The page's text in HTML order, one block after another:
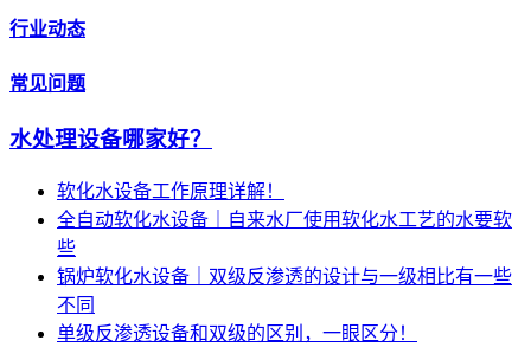
行业动态
常见问题
水处理设备哪家好？
软化水设备工作原理详解！
全自动软化水设备｜自来水厂使用软化水工艺的水要软
些
锅炉软化水设备｜双级反渗透的设计与一级相比有一些
不同
单级反渗透设备和双级的区别，一眼区分！